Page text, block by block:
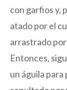
con garfios y,
atado por el
arrastrado
Entonces,
un águila